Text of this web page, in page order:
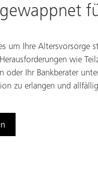
um Ihre Altersvorsorge
wie
oder Ihr Bankberater
zu erlangen und